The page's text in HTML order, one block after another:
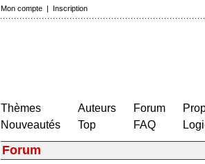
Mon compte | Inscription
Thèmes
Nouveautés
Auteurs
Top
Forum
FAQ
Forum